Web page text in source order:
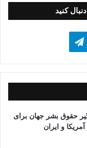
کنید
تلگرام
حقوق بشر جهان برای
و ایران